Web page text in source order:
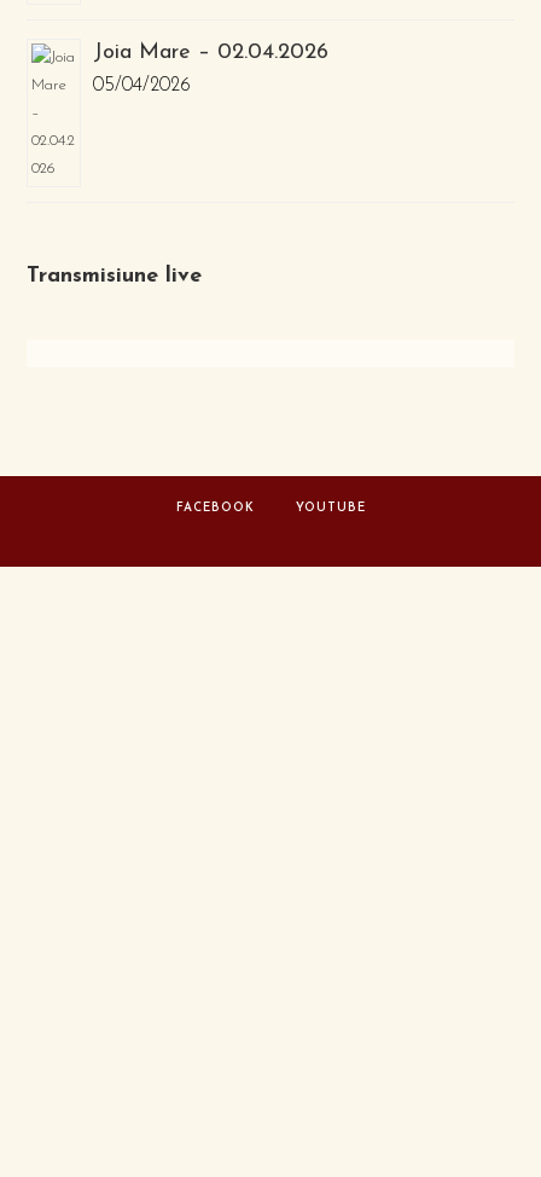
Joia Mare – 02.04.2026
05/04/2026
Transmisiune live
FACEBOOK YOUTUBE